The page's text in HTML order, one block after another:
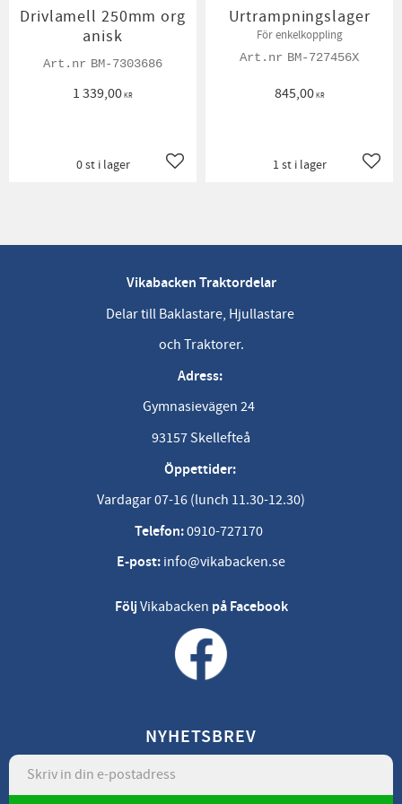
Drivlamell 250mm org
anisk
BM-7303686
1 339,00KR
Lägg till i favoriter
0 st i lager
Urtrampningslager
För enkelkoppling
BM-727456X
845,00KR
1 st i lager
Vikabacken Traktordelar
Delar till Baklastare, Hjullastare
och Traktorer.
Adress:
Gymnasievägen 24
93157 Skellefteå
Öppettider:
Vardagar 07-16 (lunch 11.30-12.30)
Telefon:0910-727170
E-post: info@vikabacken.se
FöljVikabacken på Facebook
NYHETSBREV